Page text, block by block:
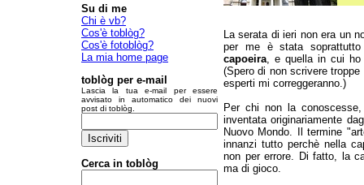
Su di me
Chi è vb?
Cos'è toblòg?
Cos'è fotoblòg?
La mia home page
toblòg per e-mail
Lascia la tua e-mail per essere
avvisato in automatico dei nuovi
post di toblòg.
Cerca in toblòg
La serata di ieri non era un
per me è stata
capoeira, e quella in cui ho
(Spero di non scrivere
esperti mi correggeranno.)
Per chi non la
inventata originariamente
Nuovo Mondo. Il termine
innanzi tutto perchè nella
non per errore. Di fatto, la
ma di gioco.